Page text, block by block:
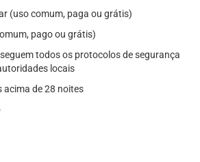
(uso comum, paga ou grátis)
pago ou grátis)
todos os protocolos de segurança
locais
acima de 28 noites